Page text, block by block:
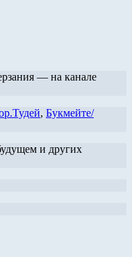
— на канале
, Букмейте/
и других